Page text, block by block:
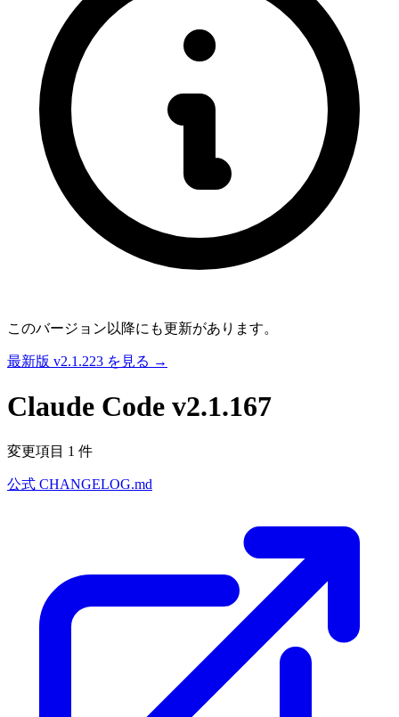
このバージョン以降にも更新があります。
最新版 v2.1.223 を見る →
Claude Code v2.1.167
変更項目 1 件
公式 CHANGELOG.md